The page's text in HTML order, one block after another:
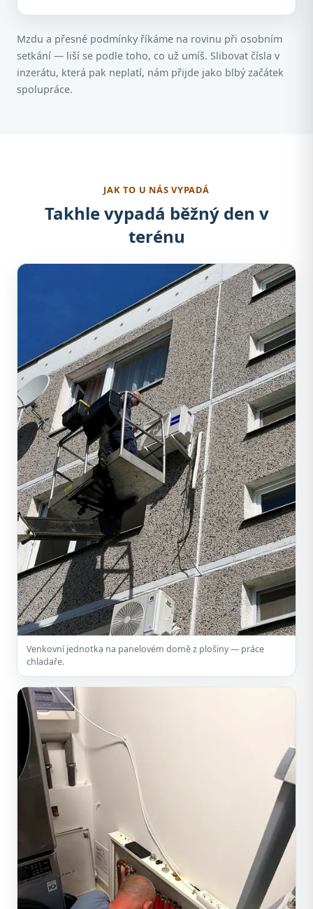
Mzdu a přesné podmínky říkáme na rovinu při osobním
setkání — liší se podle toho, co už umíš. Slibovat čísla v
inzerátu, která pak neplatí, nám přijde jako blbý začátek
spolupráce.
JAK TO U NÁS VYPADÁ
Takhle vypadá běžný den v
terénu
Venkovní jednotka na panelovém domě z plošiny — práce
chladaře.